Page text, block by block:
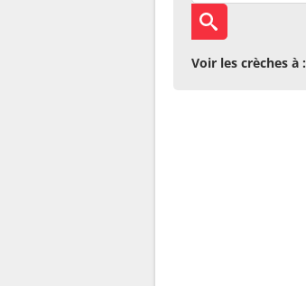
Voir les crèches à :